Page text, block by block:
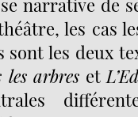
narrative de
les cas
sont les deux
les arbres et